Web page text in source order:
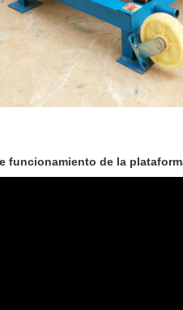
funcionamiento de la